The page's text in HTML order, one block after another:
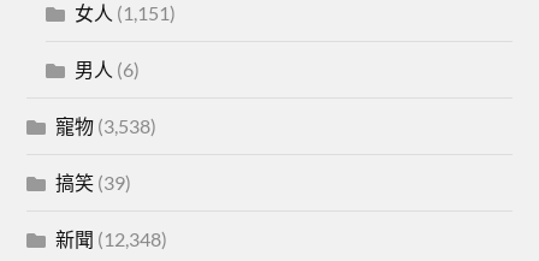
女人 (1,151)
男人 (6)
寵物 (3,538)
搞笑 (39)
新聞 (12,348)